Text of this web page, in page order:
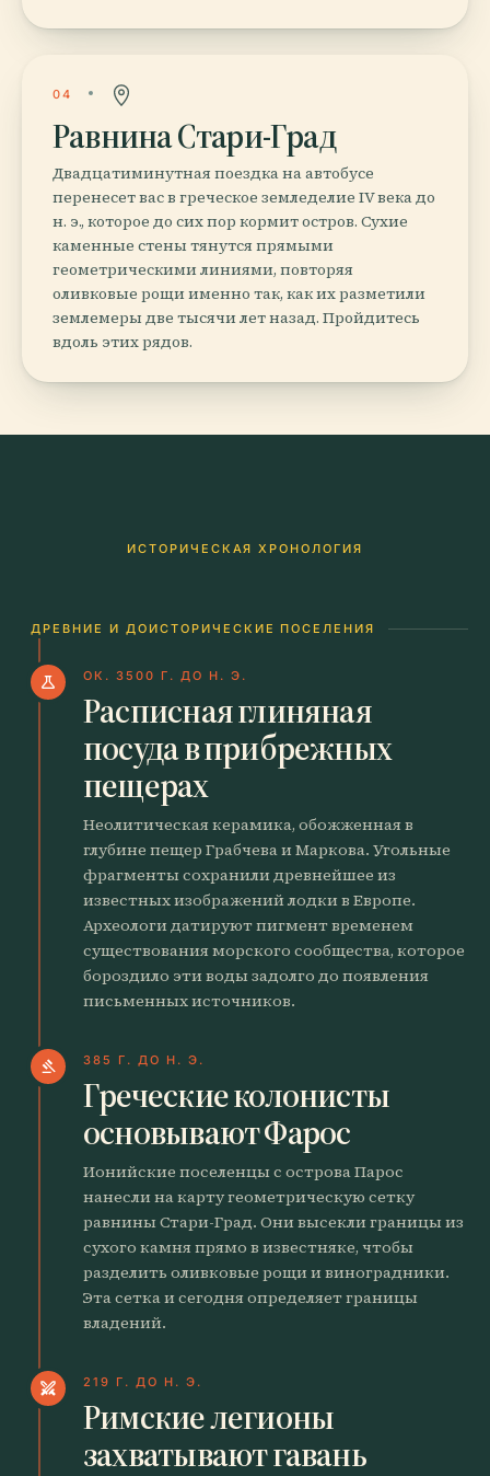
04
Равнина Стари-Град
Двадцатиминутная поездка на автобусе
перенесет вас в греческое земледелие IV века до
н. э., которое до сих пор кормит остров. Сухие
каменные стены тянутся прямыми
геометрическими линиями, повторяя
оливковые рощи именно так, как их разметили
землемеры две тысячи лет назад. Пройдитесь
вдоль этих рядов.
ИСТОРИЧЕСКАЯ ХРОНОЛОГИЯ
ДРЕВНИЕ И ДОИСТОРИЧЕСКИЕ ПОСЕЛЕНИЯ
science ОК. 3500 Г. ДО Н. Э.
Расписная глиняная
посуда в прибрежных
пещерах
Неолитическая керамика, обожженная в
глубине пещер Грабчева и Маркова. Угольные
фрагменты сохранили древнейшее из
известных изображений лодки в Европе.
Археологи датируют пигмент временем
существования морского сообщества, которое
бороздило эти воды задолго до появления
письменных источников.
gavel 385 Г. ДО Н. Э.
Греческие колонисты
основывают Фарос
Ионийские поселенцы с острова Парос
нанесли на карту геометрическую сетку
равнины Стари-Град. Они высекли границы из
сухого камня прямо в известняке, чтобы
разделить оливковые рощи и виноградники.
Эта сетка и сегодня определяет границы
владений.
swords 219 Г. ДО Н. Э.
Римские легионы
захватывают гавань